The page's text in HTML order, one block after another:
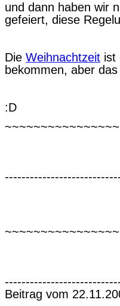
und dann haben wir
gefeiert, diese
Die Weihnachtzeit ist
bekommen, aber
:D
Beitrag vom